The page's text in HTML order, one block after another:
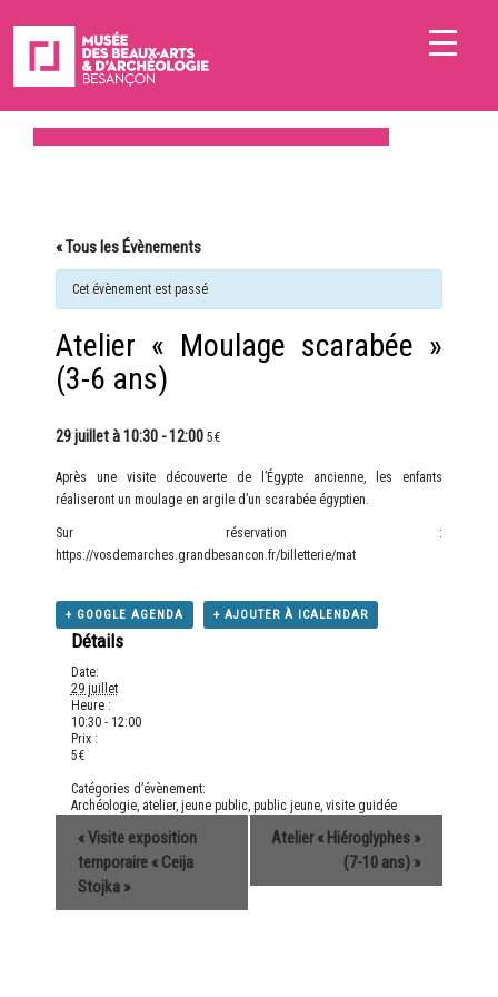
« Tous les Évènements
Cet évènement est passé
Atelier « Moulage scarabée »
(3-6 ans)
29 juillet à 10:30 -12:00 5€
Après une visite découverte de l’Égypte ancienne, les enfants
réaliseront un moulage en argile d’un scarabée égyptien.
Sur réservation :
https://vosdemarches.grandbesancon.fr/billetterie/mat
+ GOOGLE AGENDA + AJOUTER À ICALENDAR
Détails
Date:
29 juillet
Heure :
10:30 - 12:00
Prix :
5€
Catégories d’évènement:
Archéologie, atelier, jeune public, public jeune, visite guidée
«Visite exposition
temporaire « Ceija
Stojka »
Atelier « Hiéroglyphes »
(7-10 ans) »